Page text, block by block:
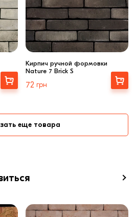
Кирпич ручной формовки
Nature 7 Brick S
72 грн
Выбрать
Показать еще товара